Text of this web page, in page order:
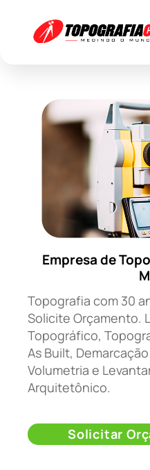
Empresa de
Topografia com 30
Solicite Orçamento.
Topográfico,
As Built,
Volumetria e
Arquitetônico.
Solicitar